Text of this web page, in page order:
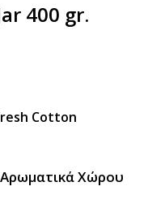
400 gr.
Cotton
Αρωματικά Χώρου